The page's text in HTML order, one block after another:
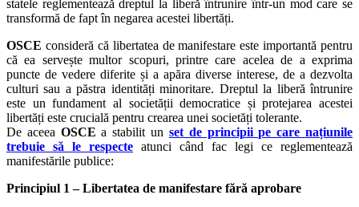
statele reglementează dreptul la liberă întrunire într-un mod care se
transformă de fapt în negarea acestei libertăți.
OSCE consideră că libertatea de manifestare este importantă pentru
că ea servește multor scopuri, printre care acelea de a exprima
puncte de vedere diferite și a apăra diverse interese, de a dezvolta
culturi sau a păstra identități minoritare. Dreptul la liberă întrunire
este un fundament al societății democratice și protejarea acestei
libertăți este crucială pentru crearea unei societăți tolerante.
De aceea OSCE a stabilit un set de principii pe care națiunile
trebuie să le respecte atunci când fac legi ce reglementează
manifestările publice:
Principiul 1 – Libertatea de manifestare fără aprobare